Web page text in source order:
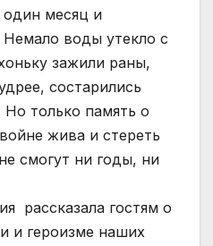
один месяц и
воды утекло с
зажили раны,
состарились
только память о
жива и стереть
смогут ни годы, ни
рассказала гостям о
и героизме наших